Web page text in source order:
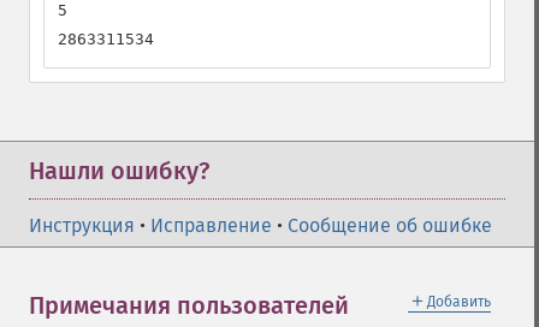
5
2863311534
Нашли ошибку?
Инструкция • Исправление • Сообщение об ошибке
＋ Добавить
Примечания пользователей